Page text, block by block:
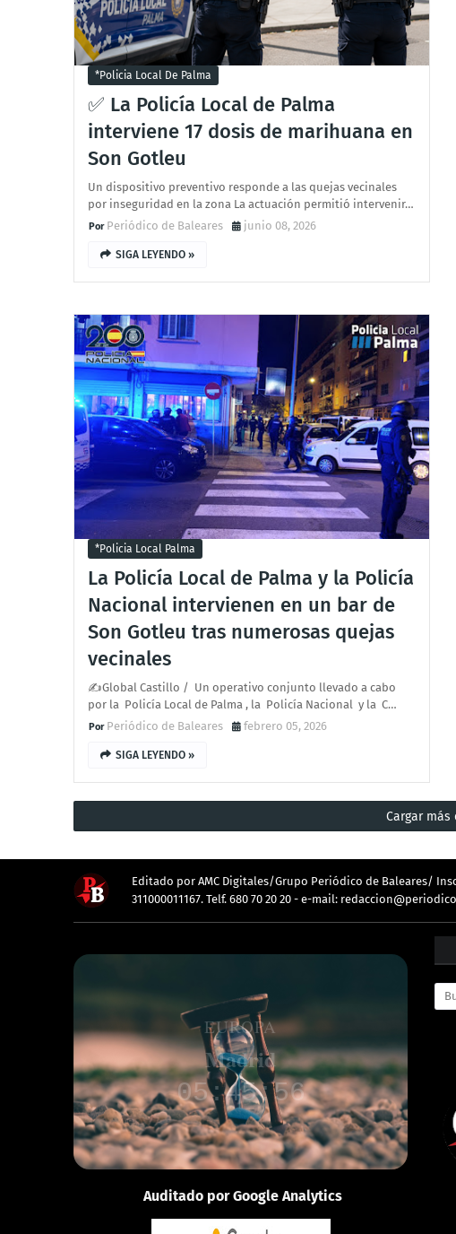
*policia Local De Palma
✅ La Policía Local de Palma
interviene 17 dosis de marihuana en
Son Gotleu
Un dispositivo preventivo responde a las quejas vecinales
por inseguridad en la zona La actuación permitió intervenir…
Periódico de Baleares
junio 08, 2026
SIGA LEYENDO »
*policia Local Palma
La Policía Local de Palma y la Policía
Nacional intervienen en un bar de
Son Gotleu tras numerosas quejas
vecinales
✍Global Castillo / Un operativo conjunto llevado a cabo
por la Policía Local de Palma , la Policía Nacional y la C…
Periódico de Baleares
febrero 05, 2026
SIGA LEYENDO »
Cargar más
Editado por AMC Digitales/Grupo Periódico de Baleares/
311000011167. Telf. 680 70 20 20 - e-mail:
EUROPA
Londres
04:46:01
Auditado por Google Analytics